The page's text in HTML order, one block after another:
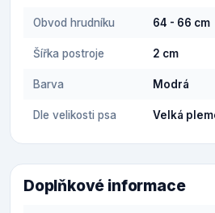
Obvod hrudníku 64 - 66 cm
Šířka postroje 2 cm
Barva Modrá
Dle velikosti psa Velká
Doplňkové informace